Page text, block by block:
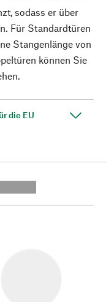
sodass er über
Für Standardtüren
Stangenlänge von
können Sie
die EU